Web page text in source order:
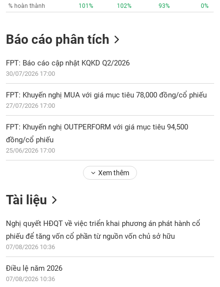
% hoàn thành 101% 102% 93% 0%
Báo cáo phân tích
FPT: Báo cáo cập nhật KQKD Q2/2026
30/07/2026 17:00
FPT: Khuyến nghị MUA với giá mục tiêu 78,000 đồng/cổ phiếu
27/07/2026 17:00
FPT: Khuyến nghị OUTPERFORM với giá mục tiêu 94,500
đồng/cổ phiếu
25/06/2026 17:00
Xem thêm
Tài liệu
Nghị quyết HĐQT về việc triển khai phương án phát hành cổ
phiếu để tăng vốn cổ phần từ nguồn vốn chủ sở hữu
07/08/2026 10:36
Điều lệ năm 2026
07/08/2026 10:36